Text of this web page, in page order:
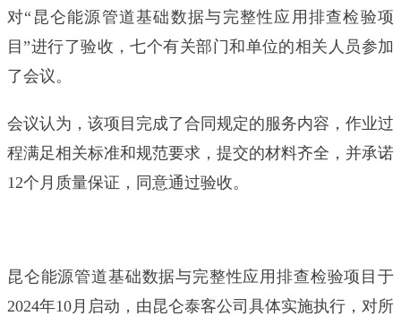
对“昆仑能源管道基础数据与完整性应用排查检验项
目”进行了验收，七个有关部门和单位的相关人员参加
了会议。
会议认为，该项目完成了合同规定的服务内容，作业过
程满足相关标准和规范要求，提交的材料齐全，并承诺
12个月质量保证，同意通过验收。
昆仑能源管道基础数据与完整性应用排查检验项目于
2024年10月启动，由昆仑泰客公司具体实施执行，对所